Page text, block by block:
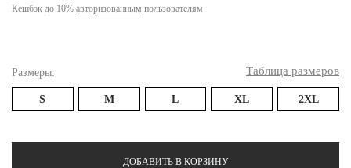
Кешбэк до 10% авторизованным пользователям
Размеры: Таблица размеров
S M L XL 2XL
ДОБАВИТЬ В КОРЗИНУ